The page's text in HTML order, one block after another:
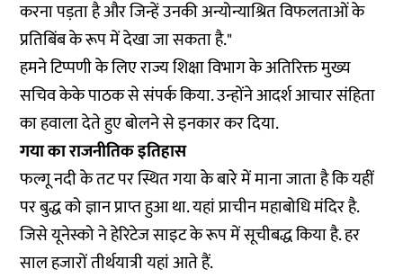
करना पड़ता है और जिन्हें उनकी अन्योन्याश्रित विफलताओं के
प्रतिबिंब के रूप में देखा जा सकता है."
हमने टिप्पणी के लिए राज्य शिक्षा विभाग के अतिरिक्त मुख्य
सचिव केके पाठक से संपर्क किया. उन्होंने आदर्श आचार संहिता
का हवाला देते हुए बोलने से इनकार कर दिया.
गया का राजनीतिक इतिहास
फल्गू नदी के तट पर स्थित गया के बारे में माना जाता है कि यहीं
पर बुद्ध को ज्ञान प्राप्त हुआ था. यहां प्राचीन महाबोधि मंदिर है.
जिसे यूनेस्को ने हेरिटेज साइट के रूप में सूचीबद्ध किया है. हर
साल हजारों तीर्थयात्री यहां आते हैं.